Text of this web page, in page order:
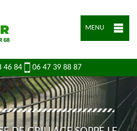
MENU
46 84 06 47 39 88 87